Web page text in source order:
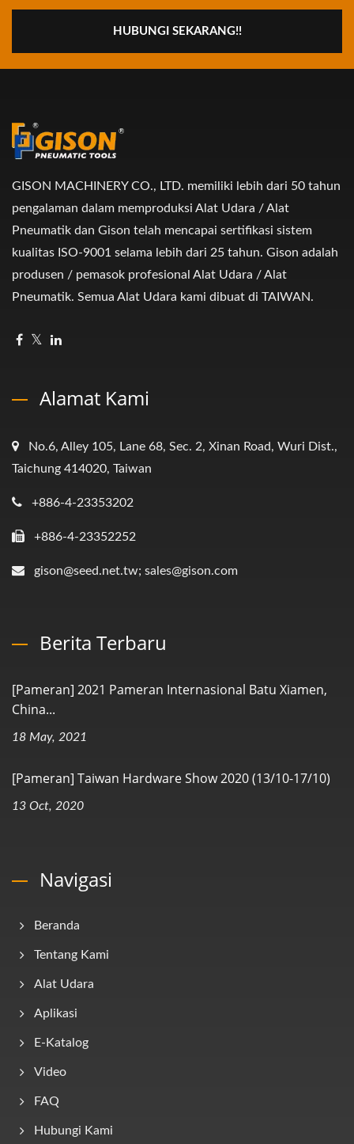
HUBUNGI SEKARANG!!
GISON MACHINERY CO., LTD. memiliki lebih dari 50 tahun
pengalaman dalam memproduksi Alat Udara / Alat
Pneumatik dan Gison telah mencapai sertifikasi sistem
kualitas ISO-9001 selama lebih dari 25 tahun. Gison adalah
produsen / pemasok profesional Alat Udara / Alat
Pneumatik. Semua Alat Udara kami dibuat di TAIWAN.
Alamat Kami
No.6, Alley 105, Lane 68, Sec. 2, Xinan Road, Wuri Dist.,
Taichung 414020, Taiwan
+886-4-23353202
+886-4-23352252
gison@seed.net.tw; sales@gison.com
Berita Terbaru
[Pameran] 2021 Pameran Internasional Batu Xiamen,
China...
18 May, 2021
[Pameran] Taiwan Hardware Show 2020 (13/10-17/10)
13 Oct, 2020
Navigasi
Beranda
Tentang Kami
Alat Udara
Aplikasi
E-Katalog
Video
FAQ
Hubungi Kami